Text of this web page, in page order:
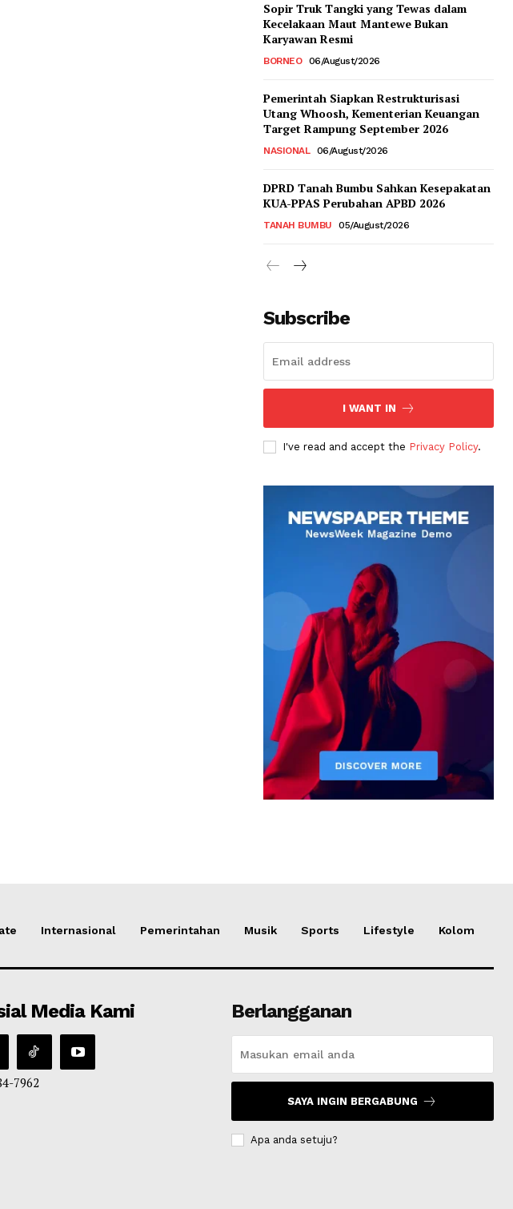
Sopir Truk Tangki yang Tewas dalam
Kecelakaan Maut Mantewe Bukan
Karyawan Resmi
BORNEO 06/August/2026
Pemerintah Siapkan Restrukturisasi
Utang Whoosh, Kementerian Keuangan
Target Rampung September 2026
NASIONAL 06/August/2026
DPRD Tanah Bumbu Sahkan Kesepakatan
KUA-PPAS Perubahan APBD 2026
TANAH BUMBU 05/August/2026
Subscribe
I WANT IN
I've read and accept the Privacy Policy.
Internasional Pemerintahan Musik Sports Lifestyle Kolom
Media Kami
7962
Berlangganan
SAYA INGIN BERGABUNG
Apa anda setuju?